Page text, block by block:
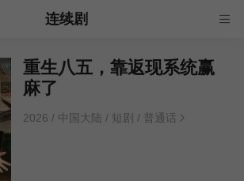
连续剧
重生八五，靠返现系统赢
麻了
2026 / 中国大陆 / 短剧 / 普通话